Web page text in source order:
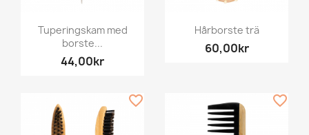
Tuperingskam med
borste...
44,00kr
Hårborste trä
60,00kr
favorite_border favorite_border